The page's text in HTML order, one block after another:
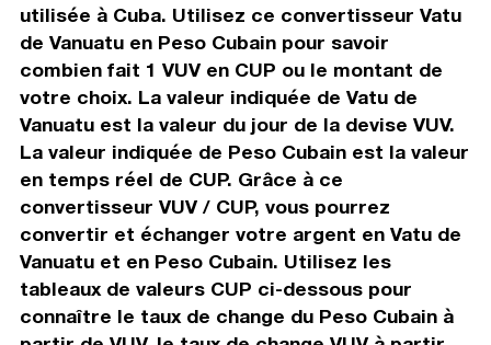
utilisée à Cuba. Utilisez ce convertisseur Vatu
de Vanuatu en Peso Cubain pour savoir
combien fait 1 VUV en CUP ou le montant de
votre choix. La valeur indiquée de Vatu de
Vanuatu est la valeur du jour de la devise VUV.
La valeur indiquée de Peso Cubain est la valeur
en temps réel de CUP. Grâce à ce
convertisseur VUV / CUP, vous pourrez
convertir et échanger votre argent en Vatu de
Vanuatu et en Peso Cubain. Utilisez les
tableaux de valeurs CUP ci-dessous pour
connaître le taux de change du Peso Cubain à